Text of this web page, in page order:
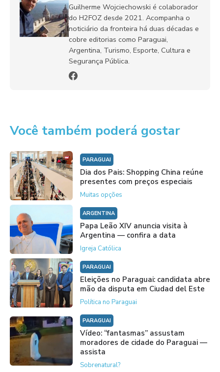
Guilherme Wojciechowski é colaborador
do H2FOZ desde 2021. Acompanha o
noticiário da fronteira há duas décadas e
cobre editorias como Paraguai,
Argentina, Turismo, Esporte, Cultura e
Segurança Pública.
Você também poderá gostar
PARAGUAI
Dia dos Pais: Shopping China reúne
presentes com preços especiais
Muitas opções
ARGENTINA
Papa Leão XIV anuncia visita à
Argentina — confira a data
Igreja Católica
PARAGUAI
Eleições no Paraguai: candidata abre
mão da disputa em Ciudad del Este
Política no Paraguai
PARAGUAI
Vídeo: “fantasmas” assustam
moradores de cidade do Paraguai —
assista
Sobrenatural?